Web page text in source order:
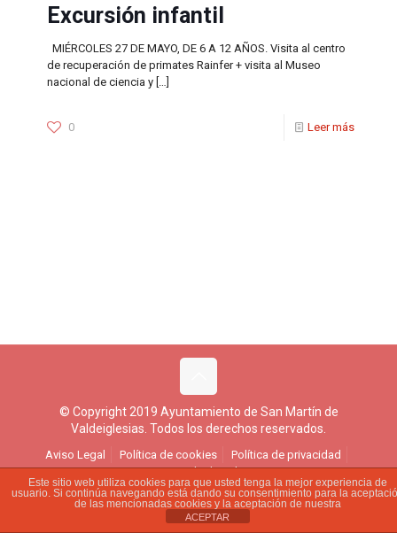
Excursión infantil
MIÉRCOLES 27 DE MAYO, DE 6 A 12 AÑOS. Visita al centro
de recuperación de primates Rainfer + visita al Museo
nacional de ciencia y […]
0 Leer más
© Copyright 2019 Ayuntamiento de San Martín de
Valdeiglesias. Todos los derechos reservados.
Aviso Legal Política de cookies
Política de privacidad
Ejercicio de derechos
Este sitio web utiliza cookies para que usted tenga la mejor experiencia de
usuario. Si continúa navegando está dando su consentimiento para la
de las mencionadas cookies y la aceptación de nuestra
ACEPTAR